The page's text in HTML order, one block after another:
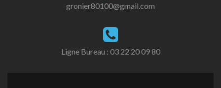
gronier80100@gmail.com
Ligne Bureau : 03 22 20 09 80